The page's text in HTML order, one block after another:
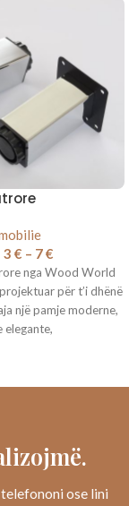
3 € – 7€
nga Wood World
për t’i dhënë
një pamje moderne,
elegante,
ose lini